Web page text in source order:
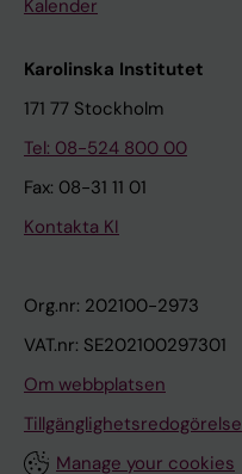
Kalender
Karolinska Institutet
171 77 Stockholm
Tel: 08-524 800 00
Fax: 08-31 11 01
Kontakta KI
Org.nr: 202100-2973
VAT.nr: SE202100297301
Om webbplatsen
Tillgänglighetsredogörelse
Manage your cookies